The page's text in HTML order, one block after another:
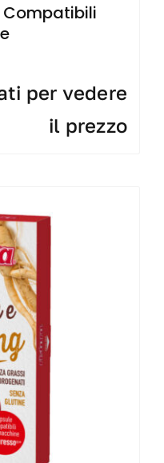
Compatibili
per vedere
il prezzo